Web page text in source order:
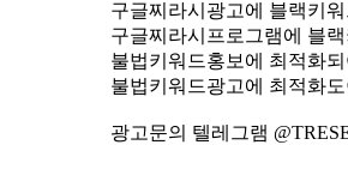
구글찌라시광고에 블랙키
구글찌라시프로그램에 블
불법키워드홍보에 최적화
불법키워드광고에 최적화
광고문의 텔레그램